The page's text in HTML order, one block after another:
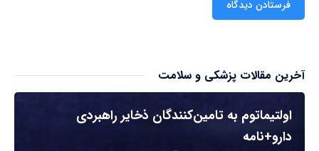
آخرین مقالات پزشکی و سلامت
اولتیماتوم به تامین‌کنندگان ذخایر راهبردی
دارو+نامه